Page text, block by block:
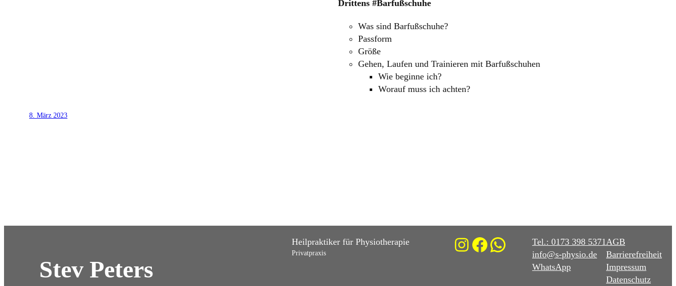
Drittens #Barfußschuhe
Was sind Barfußschuhe?
Passform
Größe
Gehen, Laufen und Trainieren mit Barfußschuhen
Wie beginne ich?
Worauf muss ich achten?
8. März 2023
Stev Peters
Heilpraktiker für Physiotherapie
Privatpraxis Instagram
Facebook
WhatsAppTel.: 0173 398 5371
info@s-physio.de
WhatsApp
AGB
Barrierefreiheit
Impressum
Datenschutz